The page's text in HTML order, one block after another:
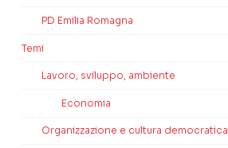
PD Emilia Romagna
Temi
Lavoro, sviluppo, ambiente
Economia
Organizzazione e cultura democratica